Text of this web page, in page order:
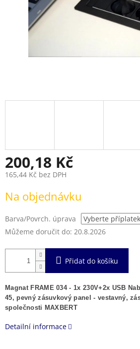
200,18 Kč
165,44 Kč bez DPH
cena:
Na objednávku
Barva/Povrch. úprava
Můžeme doručit do: 20.8.2026
Přidat do košíku
Magnat FRAME 034 - 1x 230V+2x USB
45, pevný zásuvkový panel - vestavný,
společnosti MAXBERT
Detailní informace